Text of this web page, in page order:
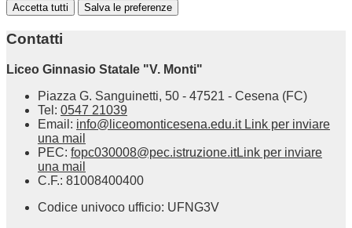
Accetta tutti Salva le preferenze
Contatti
Liceo Ginnasio Statale "V. Monti"
Piazza G. Sanguinetti, 50 - 47521 - Cesena (FC)
Tel: 0547 21039
Email: info@liceomonticesena.edu.it Link per inviare
una mail
PEC: fopc030008@pec.istruzione.itLink per inviare
una mail
C.F.: 81008400400
Codice univoco ufficio: UFNG3V